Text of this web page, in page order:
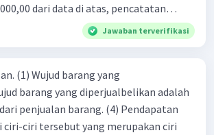
dari data di atas, pencatatan
Jawaban terverifikasi
(1) Wujud barang yang
barang yang diperjualbelikan adalah
penjualan barang. (4) Pendapatan
ciri-ciri tersebut yang merupakan ciri